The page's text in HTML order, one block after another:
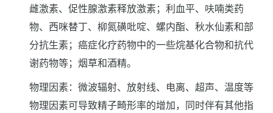
雌激素、促性腺激素释放激素；利血平、呋喃类药
物、西咪替丁、柳氮磺吡啶、螺内酯、秋水仙素和部
分抗生素；癌症化疗药物中的一些烷基化合物和抗代
谢药物等；烟草和酒精。
物理因素：微波辐射、放射线、电离、超声、温度等
物理因素可导致精子畸形率的增加，同时伴有其他指